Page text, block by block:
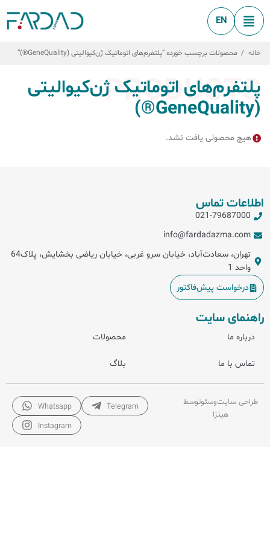
EN
خانه / محصولات برچسب خورده “پلتفرم‌های اتوماتیک ژن‌کیوالیتی (GeneQuality®)”
PRODUCTS
پلتفرم‌های اتوماتیک ژن‌کیوالیتی
(GeneQuality®)
هیچ محصولی یافت نشد.
اطلاعات تماس
021-79687000
info@fardadazma.com
تهران، سعادت‌آباد، خیابان سرو غربی، خیابان ریاضی بخشایش، پلاک64
واحد 1
راهنمای سایت
درباره ما محصولات
تماس با ما بلاگ
درخواست پیش‌فاکتور
طراحی سایتوسئوتوسط
هینزا
Whatsapp
Telegram
Instagram